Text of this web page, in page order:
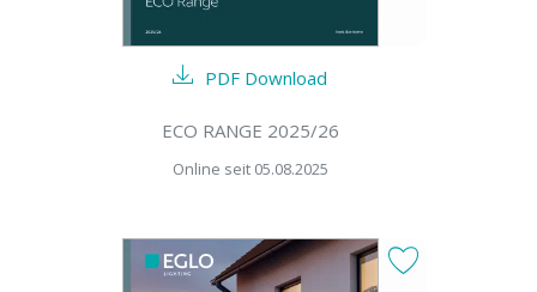
PDF Download
ECO RANGE 2025/26
Online seit 05.08.2025